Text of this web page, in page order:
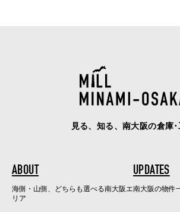
見る、知る、南大阪の倉庫
ABOUT
海側・山側、どちらも選べる南大阪エ
リア
UPDATES
南大阪の物件